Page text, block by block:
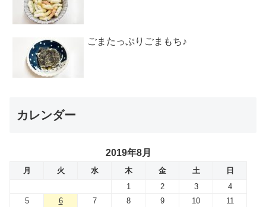
ごまたっぷりごまもち♪
カレンダー
2019年8月
月 火 水 木 金 土
日
1
2 3
4
5
6 7 8 9 10
11